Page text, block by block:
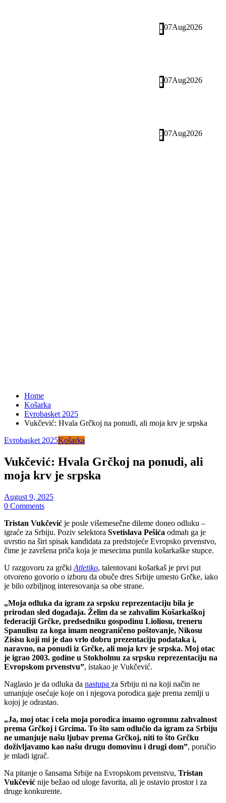
- 07Aug2026
- 07Aug2026
- 07Aug2026
Home
Košarka
Evrobasket 2025
Vukčević: Hvala Grčkoj na ponudi, ali moja krv je srpska
Evrobasket 2025Košarka
Vukčević: Hvala Grčkoj na ponudi, ali
moja krv je srpska
August 9, 2025
0 Comments
Tristan Vukčević je posle višemesečne dileme doneo odluku –
igraće za Srbiju. Poziv selektora Svetislava Pešića odmah ga je
uvrstio na širi spisak kandidata za predstojeće Evropsko prvenstvo,
čime je završena priča koja je mesecima punila košarkaške stupce.
U razgovoru za grčki Atletiko, talentovani košarkaš je prvi put
otvoreno govorio o izboru da obuče dres Srbije umesto Grčke, iako
je bilo ozbiljnog interesovanja sa obe strane.
„Moja odluka da igram za srpsku reprezentaciju bila je
prirodan sled događaja. Želim da se zahvalim Košarkaškoj
federaciji Grčke, predsedniku gospodinu Lioliosu, treneru
Spanulisu za koga imam neograničeno poštovanje, Nikosu
Zisisu koji mi je dao vrlo dobru prezentaciju podataka i,
naravno, na ponudi iz Grčke, ali moja krv je srpska. Moj otac
je igrao 2003. godine u Stokholmu za srpsku reprezentaciju na
Evropskom prvenstvu”, istakao je Vukčević.
Naglasio je da odluka da nastupa za Srbiju ni na koji način ne
umanjuje osećaje koje on i njegova porodica gaje prema zemlji u
kojoj je odrastao.
„Ja, moj otac i cela moja porodica imamo ogromnu zahvalnost
prema Grčkoj i Grcima. To što sam odlučio da igram za Srbiju
ne umanjuje našu ljubav prema Grčkoj, niti to što Grčku
doživljavamo kao našu drugu domovinu i drugi dom”, poručio
je mladi igrač.
Na pitanje o šansama Srbije na Evropskom prvenstvu, Tristan
Vukčević nije bežao od uloge favorita, ali je ostavio prostor i za
druge konkurente.